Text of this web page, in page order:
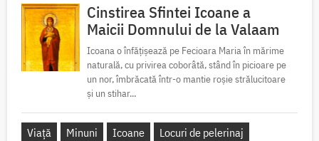
Cinstirea Sfintei Icoane a
Maicii Domnului de la Valaam
Icoana o înfățișează pe Fecioara Maria în mărime
naturală, cu privirea coborâtă, stând în picioare pe
un nor, îmbrăcată într-o mantie roșie strălucitoare
și un stihar...
Viață Minuni Icoane
Locuri de pelerinaj